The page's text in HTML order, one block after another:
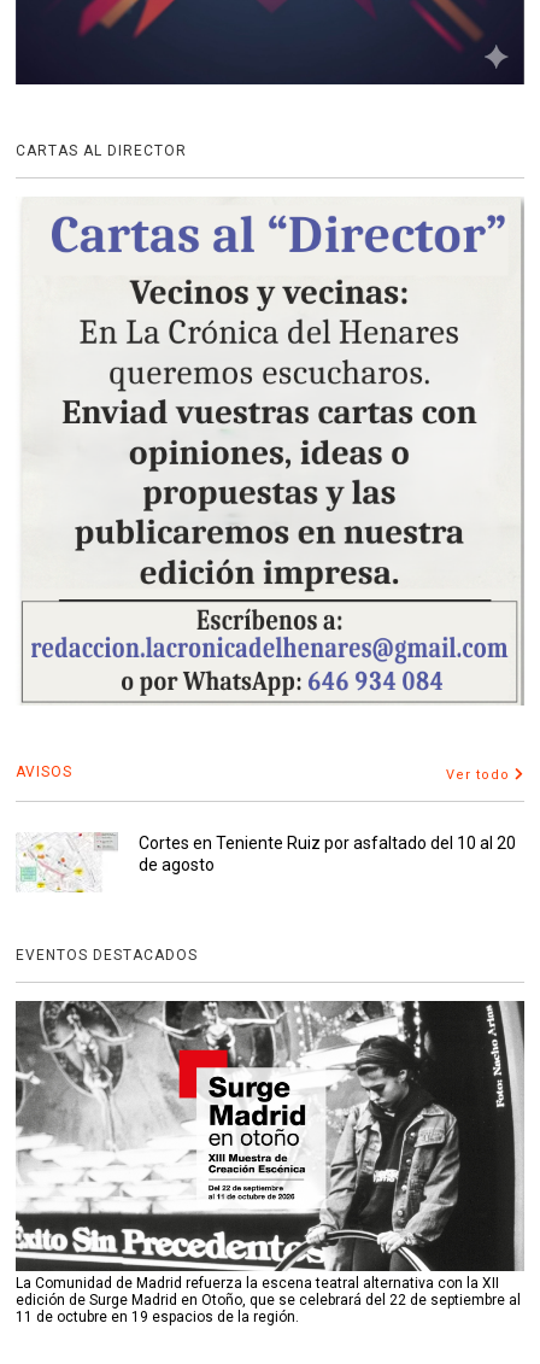
CARTAS AL DIRECTOR
AVISOS Ver todo
Cortes en Teniente Ruiz por asfaltado del 10 al 20
de agosto
EVENTOS DESTACADOS
La Comunidad de Madrid refuerza la escena teatral alternativa con la XII
edición de Surge Madrid en Otoño, que se celebrará del 22 de septiembre al
11 de octubre en 19 espacios de la región.